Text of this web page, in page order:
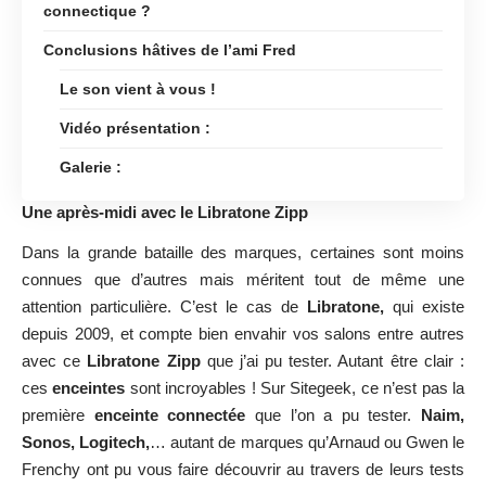
connectique ?
Conclusions hâtives de l’ami Fred
Le son vient à vous !
Vidéo présentation :
Galerie :
Une après-midi avec le Libratone Zipp
Dans la grande bataille des marques, certaines sont moins
connues que d’autres mais méritent tout de même une
attention particulière. C’est le cas de Libratone, qui existe
depuis 2009, et compte bien envahir vos salons entre autres
avec ce Libratone Zippque j’ai pu tester. Autant être clair :
cesenceintes sont incroyables ! Sur Sitegeek, ce n’est pas la
première enceinte connectée que l’on a pu tester. Naim,
Sonos, Logitech,… autant de marques qu’Arnaud ou Gwen le
Frenchy ont pu vous faire découvrir au travers de leurs tests